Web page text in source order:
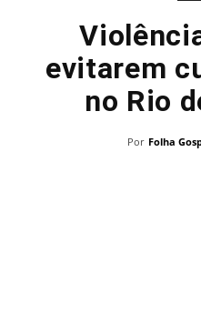
evitarem
no Rio
Por Folha